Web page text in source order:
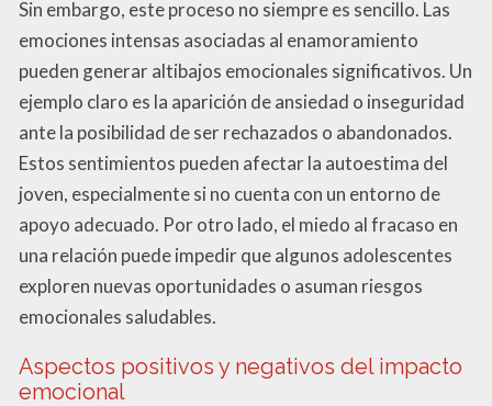
Sin embargo, este proceso no siempre es sencillo. Las
emociones intensas asociadas al enamoramiento
pueden generar altibajos emocionales significativos. Un
ejemplo claro es la aparición de ansiedad o inseguridad
ante la posibilidad de ser rechazados o abandonados.
Estos sentimientos pueden afectar la autoestima del
joven, especialmente si no cuenta con un entorno de
apoyo adecuado. Por otro lado, el miedo al fracaso en
una relación puede impedir que algunos adolescentes
exploren nuevas oportunidades o asuman riesgos
emocionales saludables.
Aspectos positivos y negativos del impacto
emocional